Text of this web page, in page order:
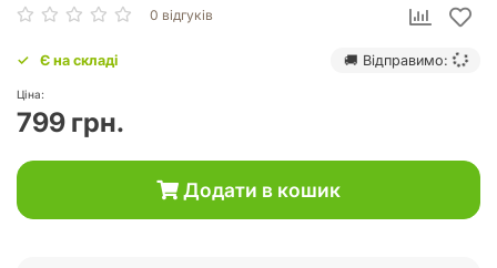
0 відгуків
Є на складі 🚚 Відправимо:
Ціна:
799 грн.
Додати в кошик